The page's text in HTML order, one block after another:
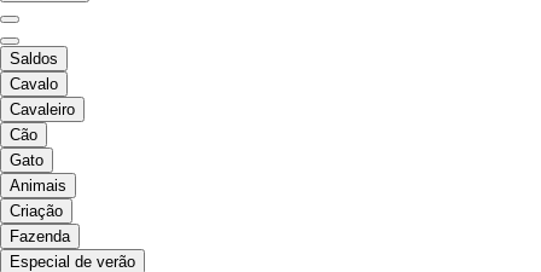
Saldos
Cavalo
Cavaleiro
Cão
Gato
Animais
Criação
Fazenda
Especial de verão